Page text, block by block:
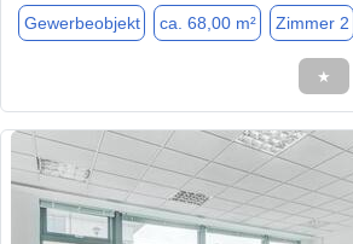
Gewerbeobjekt ca. 68,00 m² Zimmer 2
★